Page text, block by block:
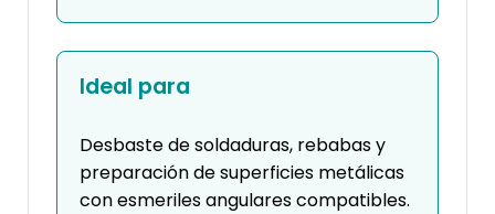
Ideal para
Desbaste de soldaduras, rebabas y
preparación de superficies metálicas
con esmeriles angulares compatibles.